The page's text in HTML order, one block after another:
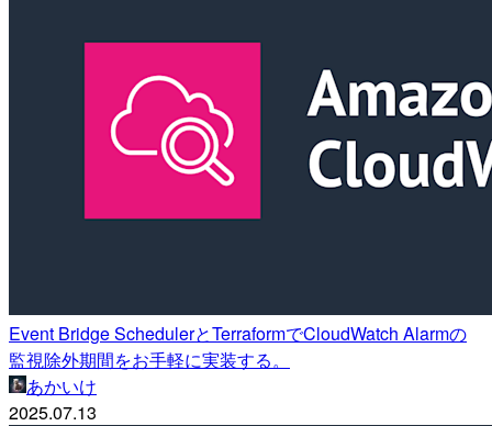
Event Bridge SchedulerとTerraformでCloudWatch Alarmの
監視除外期間をお手軽に実装する。
あかいけ
2025.07.13